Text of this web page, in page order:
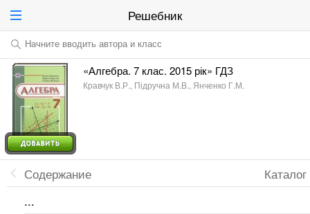
Решебник
Начните вводить автора и класс
«Алгебра. 7 клас. 2015 рік» ГДЗ
Кравчук В.Р., Підручна М.В., Янченко Г.М.
Каталог
Содержание
...